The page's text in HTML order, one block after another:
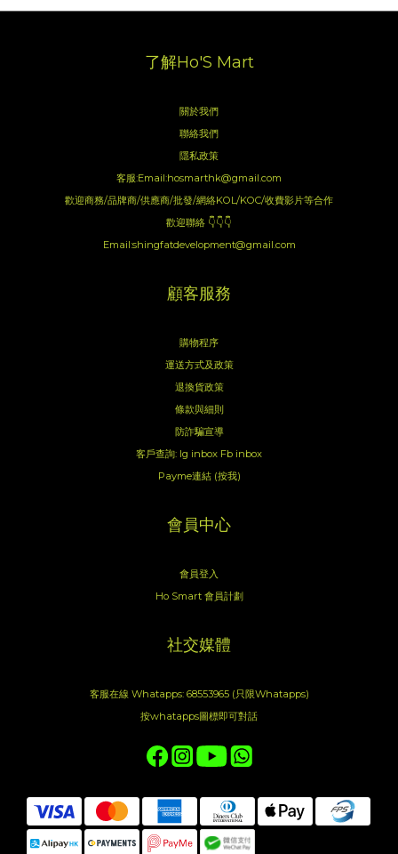
了解Ho'S Mart
關於我們
聯絡我們
隱私政策
客服:Email:hosmarthk@gmail.com
歡迎商務/品牌商/供應商/批發/網絡KOL/KOC/收費影片等合作
歡迎聯絡 👇👇👇
Email:shingfatdevelopment@gmail.com
顧客服務
購物程序
運送方式及政策
退換貨政策
條款與細則
防詐騙宣導
客戶查詢: Ig inbox Fb inbox
Payme連結 (按我)
會員中心
會員登入
Ho Smart 會員計劃
社交媒體
客服在線 Whatapps: 68553965 (只限Whatapps)
按whatapps圖標即可對話